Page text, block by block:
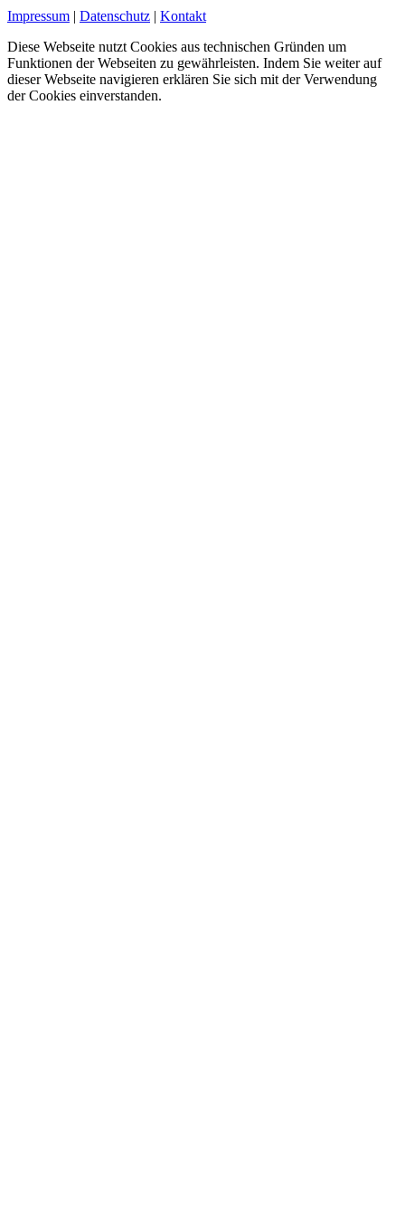
Impressum | Datenschutz | Kontakt
Diese Webseite nutzt Cookies aus technischen Gründen um
Funktionen der Webseiten zu gewährleisten. Indem Sie weiter auf
dieser Webseite navigieren erklären Sie sich mit der Verwendung
der Cookies einverstanden.